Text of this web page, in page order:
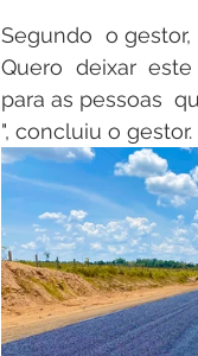
Segundo  o
Quero  deixar
para as pessoas
", concluiu o gestor.